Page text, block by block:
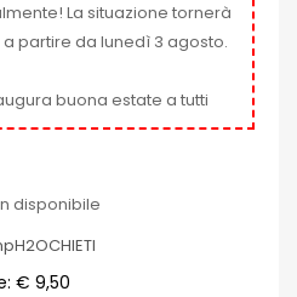
La situazione tornerà
partire da lunedì 3 agosto.
buona estate a tutti
disponibile
€ 9,50